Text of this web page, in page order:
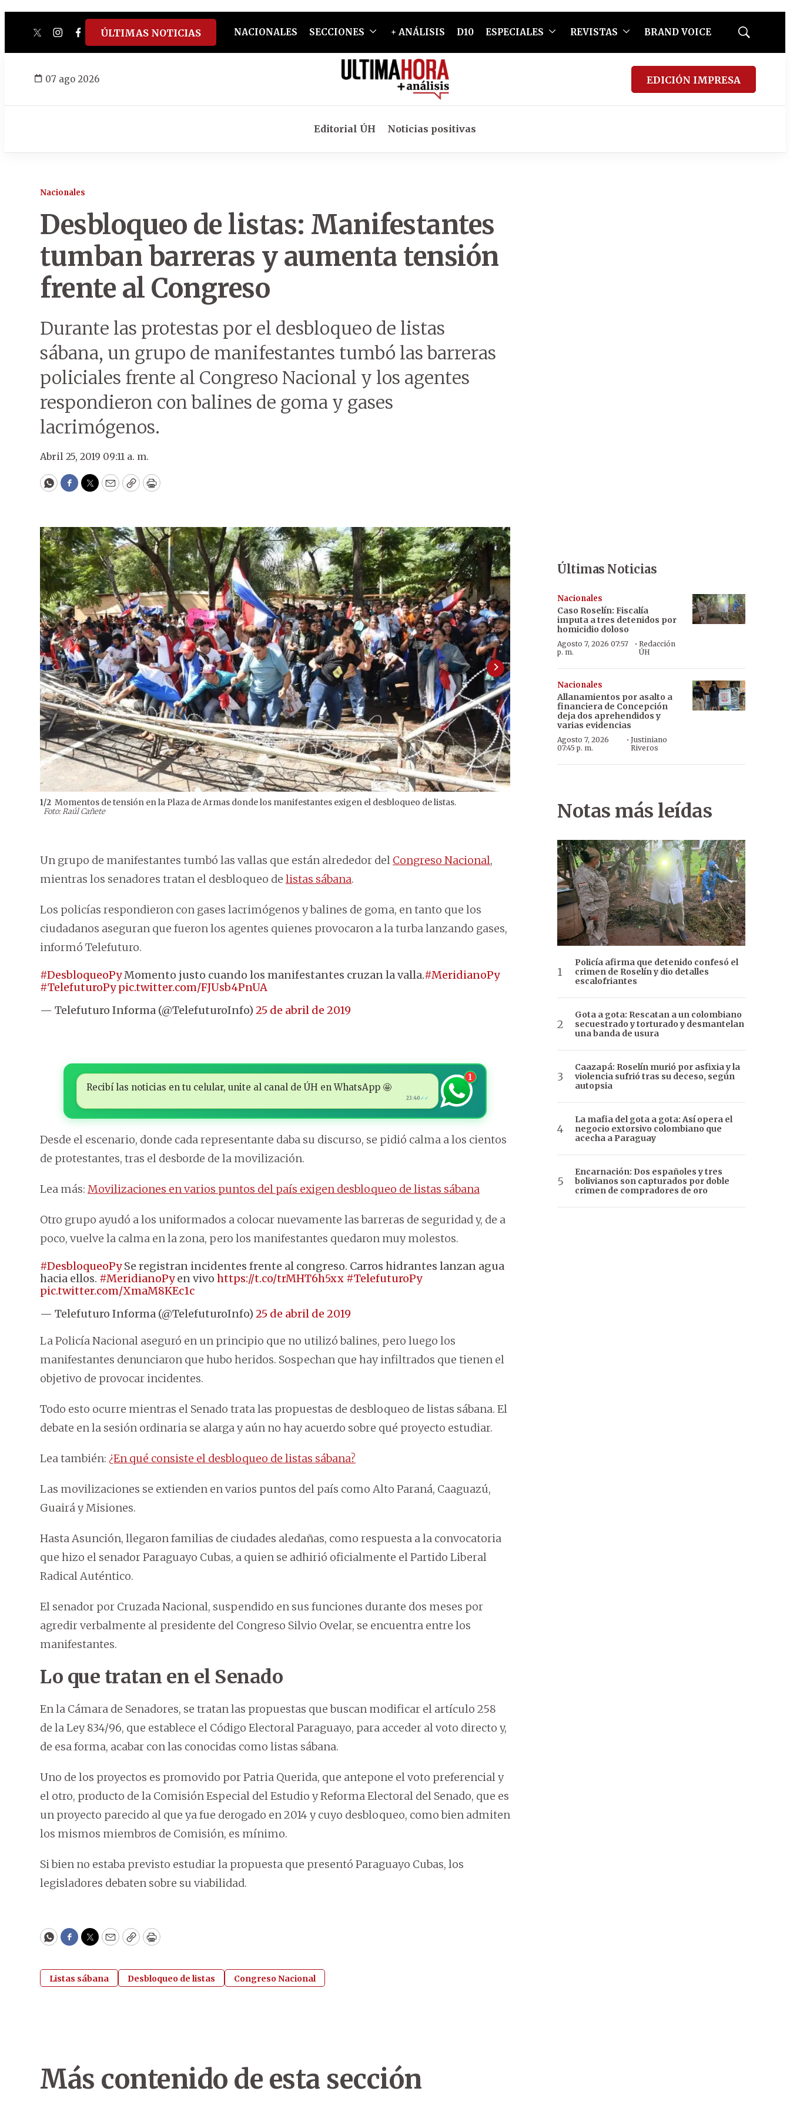
twitterinstagram
facebook
tiktokyoutube
spotify
ÚLTIMAS NOTICIAS NACIONALES SECCIONES + ANÁLISIS D10 ESPECIALES REVISTAS BRAND VOICE
Mostrar
07 ago 2026 EDICIÓN IMPRESA
Editorial ÚH Noticias positivas
Nacionales
Desbloqueo de listas: Manifestantes
tumban barreras y aumenta tensión
frente al Congreso
Durante las protestas por el desbloqueo de listas
sábana, un grupo de manifestantes tumbó las barreras
policiales frente al Congreso Nacional y los agentes
respondieron con balines de goma y gases
lacrimógenos.
Abril 25, 2019 09:11 a. m.
WhatsApp
Facebook
Twitter
EmailCopyPrint
1/2 Momentos de tensión en la Plaza de Armas donde los manifestantes exigen el desbloqueo de listas.
Foto: Raúl Cañete
La policía arrojó gases lacrimógenos para dispersar a la
Un grupo de manifestantes tumbó las vallas que están alrededor del Congreso Nacional,
mientras los senadores tratan el desbloqueo de listas sábana.
Los policías respondieron con gases lacrimógenos y balines de goma, en tanto que los
ciudadanos aseguran que fueron los agentes quienes provocaron a la turba lanzando gases,
informó Telefuturo.
#DesbloqueoPyMomento justo cuando los manifestantes cruzan la valla.#MeridianoPy
#TelefuturoPy pic.twitter.com/FJUsb4PnUA
— Telefuturo Informa (@TelefuturoInfo) 25 de abril de 2019
Recibí las noticias en tu celular, unite al canal de ÚH en WhatsApp 🤩
23:40 ✓✓
1
Desde el escenario, donde cada representante daba su discurso, se pidió calma a los cientos
de protestantes, tras el desborde de la movilización.
Lea más: Movilizaciones en varios puntos del país exigen desbloqueo de listas sábana
Otro grupo ayudó a los uniformados a colocar nuevamente las barreras de seguridad y, de a
poco, vuelve la calma en la zona, pero los manifestantes quedaron muy molestos.
#DesbloqueoPySe registran incidentes frente al congreso. Carros hidrantes lanzan agua
hacia ellos. #MeridianoPyen vivo https://t.co/trMHT6h5xx #TelefuturoPy
pic.twitter.com/XmaM8KEc1c
— Telefuturo Informa (@TelefuturoInfo) 25 de abril de 2019
La Policía Nacional aseguró en un principio que no utilizó balines, pero luego los
manifestantes denunciaron que hubo heridos. Sospechan que hay infiltrados que tienen el
objetivo de provocar incidentes.
Todo esto ocurre mientras el Senado trata las propuestas de desbloqueo de listas sábana. El
debate en la sesión ordinaria se alarga y aún no hay acuerdo sobre qué proyecto estudiar.
Lea también: ¿En qué consiste el desbloqueo de listas sábana?
Las movilizaciones se extienden en varios puntos del país como Alto Paraná, Caaguazú,
Guairá y Misiones.
Hasta Asunción, llegaron familias de ciudades aledañas, como respuesta a la convocatoria
que hizo el senador Paraguayo Cubas, a quien se adhirió oficialmente el Partido Liberal
Radical Auténtico.
El senador por Cruzada Nacional, suspendido en sus funciones durante dos meses por
agredir verbalmente al presidente del Congreso Silvio Ovelar, se encuentra entre los
manifestantes.
Lo que tratan en el Senado
En la Cámara de Senadores, se tratan las propuestas que buscan modificar el artículo 258
de la Ley 834/96, que establece el Código Electoral Paraguayo, para acceder al voto directo y,
de esa forma, acabar con las conocidas como listas sábana.
Uno de los proyectos es promovido por Patria Querida, que antepone el voto preferencial y
el otro, producto de la Comisión Especial del Estudio y Reforma Electoral del Senado, que es
un proyecto parecido al que ya fue derogado en 2014 y cuyo desbloqueo, como bien admiten
los mismos miembros de Comisión, es mínimo.
Si bien no estaba previsto estudiar la propuesta que presentó Paraguayo Cubas, los
legisladores debaten sobre su viabilidad.
WhatsApp
Facebook
Twitter
EmailCopyPrint
Listas sábana Desbloqueo de listas Congreso Nacional
Últimas Noticias
Nacionales
Caso Roselín: Fiscalía
imputa a tres detenidos por
homicidio doloso
Agosto 7, 2026 07:57
p. m.
· Redacción
ÚH
Nacionales
Allanamientos por asalto a
financiera de Concepción
deja dos aprehendidos y
varias evidencias
Agosto 7, 2026
07:45 p. m.
·Justiniano
Riveros
Notas más leídas
Policía afirma que detenido confesó el
crimen de Roselín y dio detalles
escalofriantes
Gota a gota: Rescatan a un colombiano
secuestrado y torturado y desmantelan
una banda de usura
Caazapá: Roselín murió por asfixia y la
violencia sufrió tras su deceso, según
autopsia
La mafia del gota a gota: Así opera el
negocio extorsivo colombiano que
acecha a Paraguay
Encarnación: Dos españoles y tres
bolivianos son capturados por doble
crimen de compradores de oro
Más contenido de esta sección